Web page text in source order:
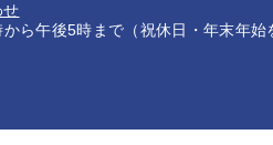
せ
ら午後5時まで（祝休日・年末年始